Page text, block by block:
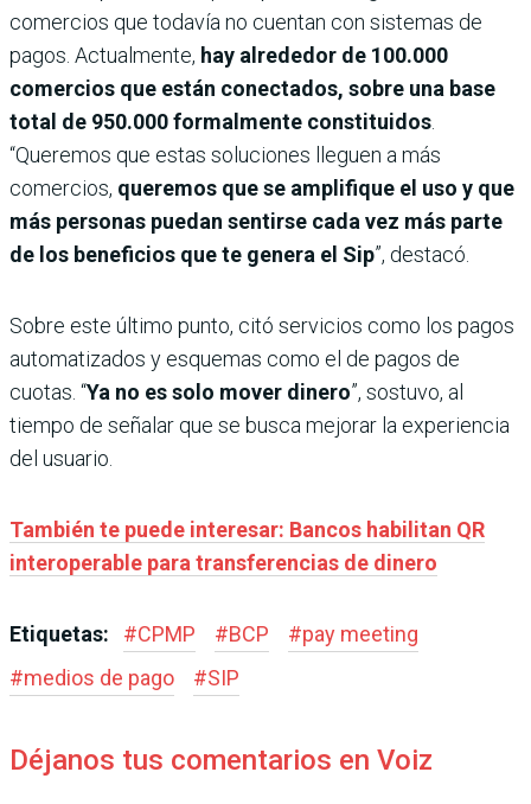
comercios que todavía no cuentan con sistemas de
pagos. Actualmente, hay alrededor de 100.000
comercios que están conectados, sobre una base
total de 950.000 formalmente constituidos
“Queremos que estas soluciones lleguen a más
comercios, queremos que se amplifique el uso y que
más personas puedan sentirse cada vez más parte
de los beneficios que te genera el Sip”, destacó.
Sobre este último punto, citó servicios como los pagos
automatizados y esquemas como el de pagos de
cuotas. “Ya no es solo mover dinero”, sostuvo, al
tiempo de señalar que se busca mejorar la experiencia
del usuario.
También te puede interesar: Bancos habilitan QR
interoperable para transferencias de dinero
Etiquetas: #CPMP #BCP #pay meeting
#medios de pago #SIP
Déjanos tus comentarios en Voiz